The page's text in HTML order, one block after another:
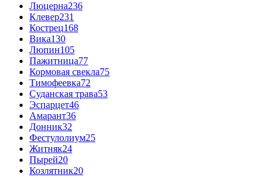
Люцерна236
Клевер231
Кострец168
Вика130
Люпин105
Пажитница77
Кормовая свекла75
Тимофеевка72
Суданская трава53
Эспарцет46
Амарант36
Донник32
Фестулолиум25
Житняк24
Пырей20
Козлятник20